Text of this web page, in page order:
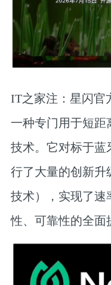
IT之家注：星闪官
一种专门用于短距
技术。它对标于蓝
行了大量的创新升
技术），实现了速
性、可靠性的全面